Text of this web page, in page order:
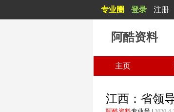
专业圈 登录 注册
阿酷资料
主页
江西：省领